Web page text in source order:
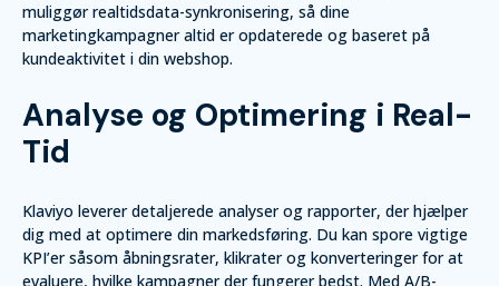
muliggør realtidsdata-synkronisering, så dine
marketingkampagner altid er opdaterede og baseret på
kundeaktivitet i din webshop.
Analyse og Optimering i Real-
Tid
Klaviyo leverer detaljerede analyser og rapporter, der hjælper
dig med at optimere din markedsføring. Du kan spore vigtige
KPI’er såsom åbningsrater, klikrater og konverteringer for at
evaluere, hvilke kampagner der fungerer bedst. Med A/B-